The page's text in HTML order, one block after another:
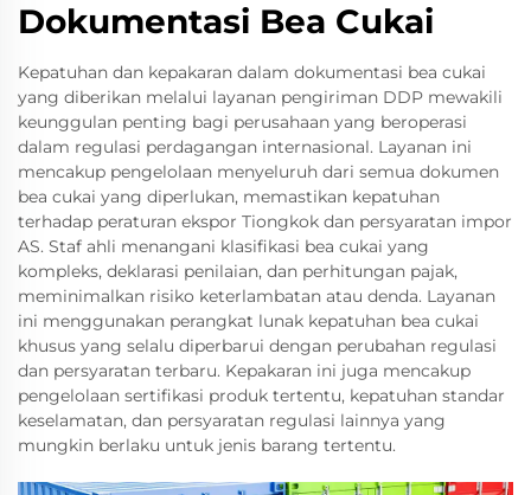
Dokumentasi Bea Cukai
Kepatuhan dan kepakaran dalam dokumentasi bea cukai
yang diberikan melalui layanan pengiriman DDP mewakili
keunggulan penting bagi perusahaan yang beroperasi
dalam regulasi perdagangan internasional. Layanan ini
mencakup pengelolaan menyeluruh dari semua dokumen
bea cukai yang diperlukan, memastikan kepatuhan
terhadap peraturan ekspor Tiongkok dan persyaratan impor
AS. Staf ahli menangani klasifikasi bea cukai yang
kompleks, deklarasi penilaian, dan perhitungan pajak,
meminimalkan risiko keterlambatan atau denda. Layanan
ini menggunakan perangkat lunak kepatuhan bea cukai
khusus yang selalu diperbarui dengan perubahan regulasi
dan persyaratan terbaru. Kepakaran ini juga mencakup
pengelolaan sertifikasi produk tertentu, kepatuhan standar
keselamatan, dan persyaratan regulasi lainnya yang
mungkin berlaku untuk jenis barang tertentu.